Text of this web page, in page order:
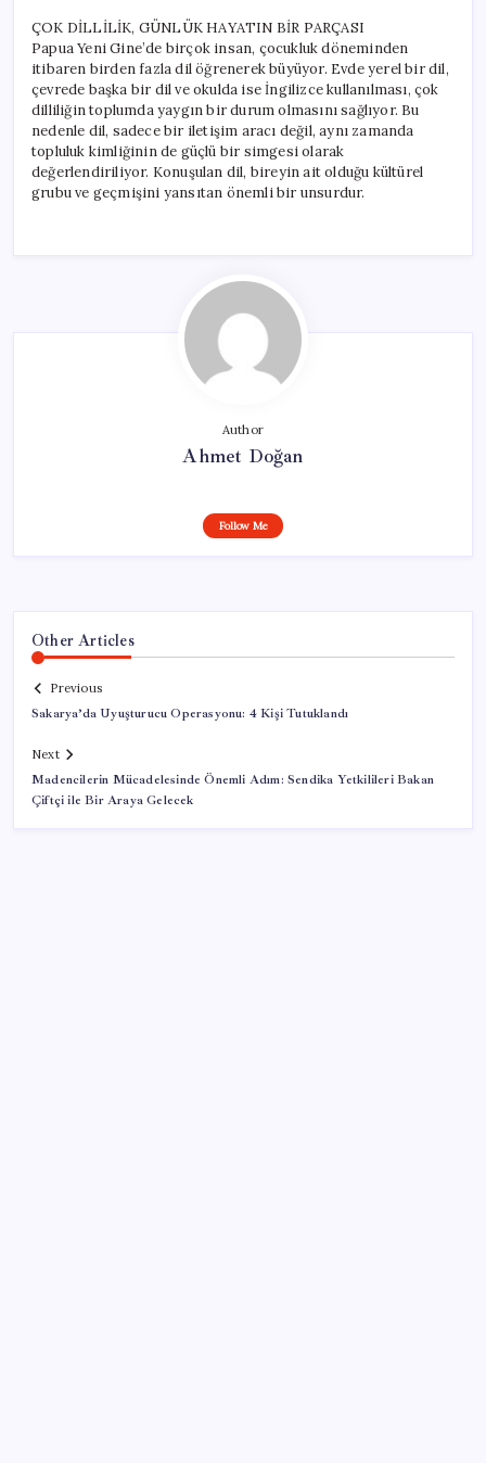
ÇOK DİLLİLİK, GÜNLÜK HAYATIN BİR PARÇASI
Papua Yeni Gine’de birçok insan, çocukluk döneminden
itibaren birden fazla dil öğrenerek büyüyor. Evde yerel bir dil,
çevrede başka bir dil ve okulda ise İngilizce kullanılması, çok
dilliliğin toplumda yaygın bir durum olmasını sağlıyor. Bu
nedenle dil, sadece bir iletişim aracı değil, aynı zamanda
topluluk kimliğinin de güçlü bir simgesi olarak
değerlendiriliyor. Konuşulan dil, bireyin ait olduğu kültürel
grubu ve geçmişini yansıtan önemli bir unsurdur.
Author
Ahmet Doğan
Follow Me
Other Articles
Previous
Sakarya’da Uyuşturucu Operasyonu: 4 Kişi Tutuklandı
Next
Madencilerin Mücadelesinde Önemli Adım: Sendika Yetkilileri Bakan
Çiftçi ile Bir Araya Gelecek